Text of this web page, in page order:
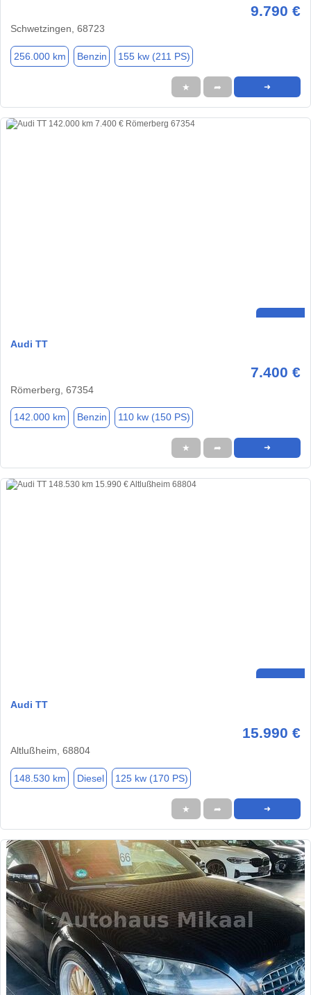
9.790 €
Schwetzingen, 68723
256.000 km Benzin 155 kw (211 PS)
★ ➦ ➜
Audi TT
7.400 €
Römerberg, 67354
142.000 km Benzin 110 kw (150 PS)
★ ➦ ➜
Audi TT
15.990 €
Altlußheim, 68804
148.530 km Diesel 125 kw (170 PS)
★ ➦ ➜